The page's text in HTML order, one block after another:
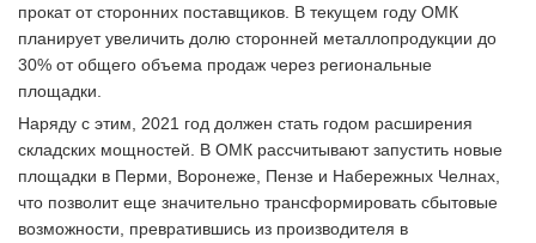
прокат от сторонних поставщиков. В текущем году ОМК
планирует увеличить долю сторонней металлопродукции до
30% от общего объема продаж через региональные
площадки.
Наряду с этим, 2021 год должен стать годом расширения
складских мощностей. В ОМК рассчитывают запустить новые
площадки в Перми, Воронеже, Пензе и Набережных Челнах,
что позволит еще значительно трансформировать сбытовые
возможности, превратившись из производителя в